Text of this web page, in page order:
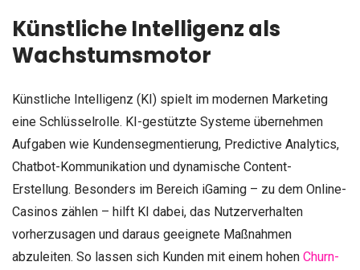
Künstliche Intelligenz als
Wachstumsmotor
Künstliche Intelligenz (KI) spielt im modernen Marketing
eine Schlüsselrolle. KI-gestützte Systeme übernehmen
Aufgaben wie Kundensegmentierung, Predictive Analytics,
Chatbot-Kommunikation und dynamische Content-
Erstellung. Besonders im Bereich iGaming – zu dem Online-
Casinos zählen – hilft KI dabei, das Nutzerverhalten
vorherzusagen und daraus geeignete Maßnahmen
abzuleiten. So lassen sich Kunden mit einem hohen Churn-